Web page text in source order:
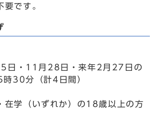
要です。
日・11月28日・来年2月27日の
30分（計4日間）
在学（いずれか）の18歳以上の方